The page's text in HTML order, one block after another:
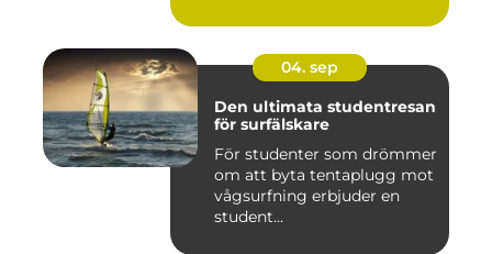
04. sep
Den ultimata studentresan
för surfälskare
För studenter som drömmer
om att byta tentaplugg mot
vågsurfning erbjuder en
student...